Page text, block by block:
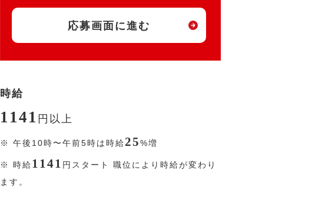
応募画面に進む
時給
1141 円 以上
※ 午後10時〜午前5時は時給25%増
※ 時給 1141 円 スタート 職位により時給が変わり
ます。